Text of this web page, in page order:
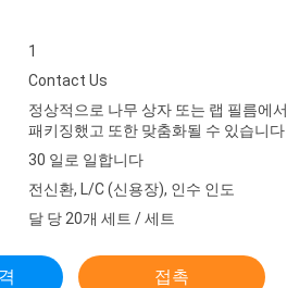
1
Contact Us
정상적으로 나무 상자 또는 랩 필름에서
패키징했고 또한 맞춤화될 수 있습니다
30 일로 일합니다
전신환, L/C (신용장), 인수 인도
달 당 20개 세트 / 세트
접촉